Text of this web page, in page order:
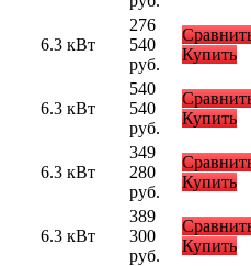
6.3 кВт
276
540
руб.
Купить
6.3 кВт
540
540
руб.
Купить
6.3 кВт
349
280
руб.
Купить
6.3 кВт
389
300
руб.
Купить